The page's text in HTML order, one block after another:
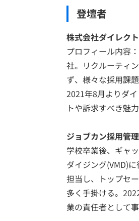
登壇者
株式会社ダイレク
プロフィール内容
社。リクルーティ
ず、様々な採用課
2021年8月よりダ
トや訴求すべき魅
ジョブカン採用管
学校卒業後、ギャ
ダイジング(VMD)
担当し、トップセ
多く手掛ける。
業の責任者として